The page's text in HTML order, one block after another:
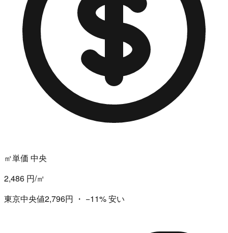
㎡単価 中央
2,486 円/㎡
東京中央値2,796円 ・ −11%安い